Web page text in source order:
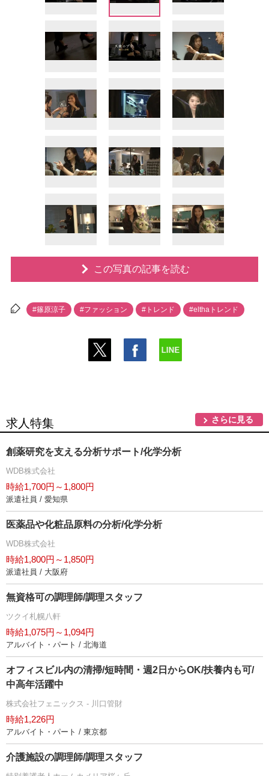
この写真の記事を読む
#篠原涼子 #ファッション #トレンド #elthaトレンド
求人特集 さらに見る
創薬研究を支える分析サポート/化学分析
WDB株式会社
時給1,700円～1,800円
派遣社員 / 愛知県
医薬品や化粧品原料の分析/化学分析
WDB株式会社
時給1,800円～1,850円
派遣社員 / 大阪府
無資格可の調理師/調理スタッフ
ツクイ札幌八軒
時給1,075円～1,094円
アルバイト・パート / 北海道
オフィスビル内の清掃/短時間・週2日からOK/扶養内も可/
中高年活躍中
株式会社フェニックス - 川口管財
時給1,226円
アルバイト・パート / 東京都
介護施設の調理師/調理スタッフ